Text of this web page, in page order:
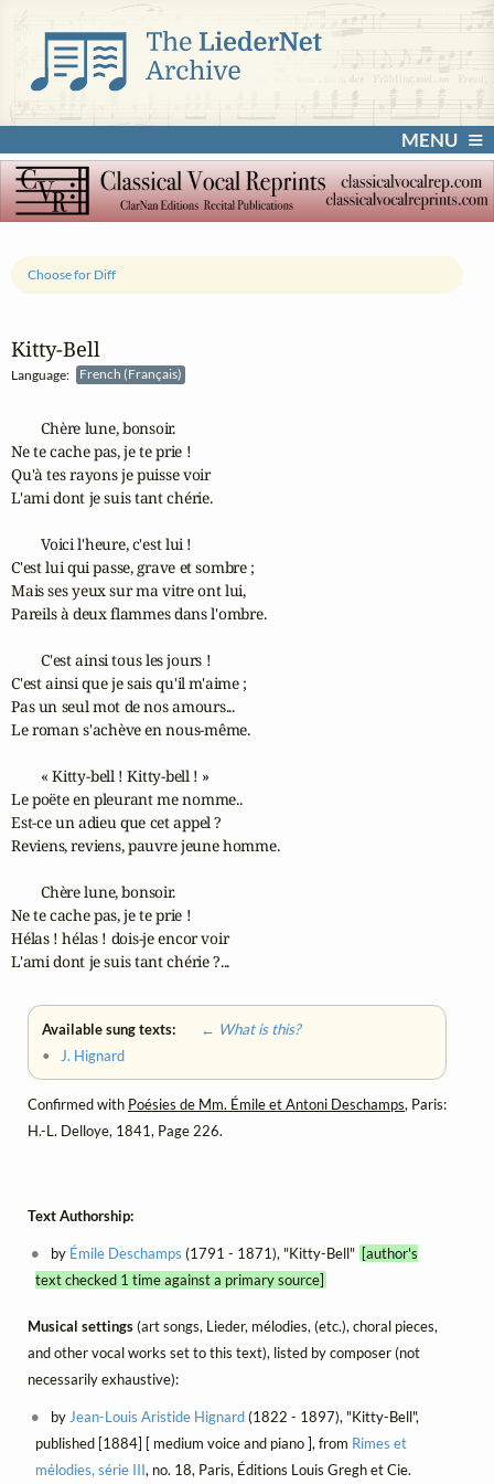
MENU
Kitty‑Bell
Language: French (Français)
Choose for Diff
        Chère lune, bonsoir.
Ne te cache pas, je te prie !
Qu'à tes rayons je puisse voir
L'ami dont je suis tant chérie.
        Voici l'heure, c'est lui !
C'est lui qui passe, grave et sombre ;
Mais ses yeux sur ma vitre ont lui,
Pareils à deux flammes dans l'ombre.
        C'est ainsi tous les jours !
C'est ainsi que je sais qu'il m'aime ;
Pas un seul mot de nos amours...
Le roman s'achève en nous-même.
        « Kitty-bell ! Kitty-bell ! »
Le poëte en pleurant me nomme..
Est-ce un adieu que cet appel ?
Reviens, reviens, pauvre jeune homme.
        Chère lune, bonsoir.
Ne te cache pas, je te prie !
Hélas ! hélas ! dois-je encor voir
L'ami dont je suis tant chérie ?...
Available sung texts:
← What is this?
•
J. Hignard
Confirmed with Poésies de Mm. Émile et Antoni Deschamps, Paris:
H.-L. Delloye, 1841, Page 226.
Text Authorship:
by Émile Deschamps (1791 - 1871), "Kitty-Bell" [author's
text checked 1 time against a primary source]
Musical settings(art songs, Lieder, mélodies, (etc.), choral pieces,
and other vocal works set to this text), listed by composer (not
necessarily exhaustive):
by Jean-Louis Aristide Hignard(1822 - 1897), "Kitty-Bell",
published [1884] [ medium voice and piano ], from Rimes et
mélodies, série III, no. 18, Paris, Éditions Louis Gregh et Cie.